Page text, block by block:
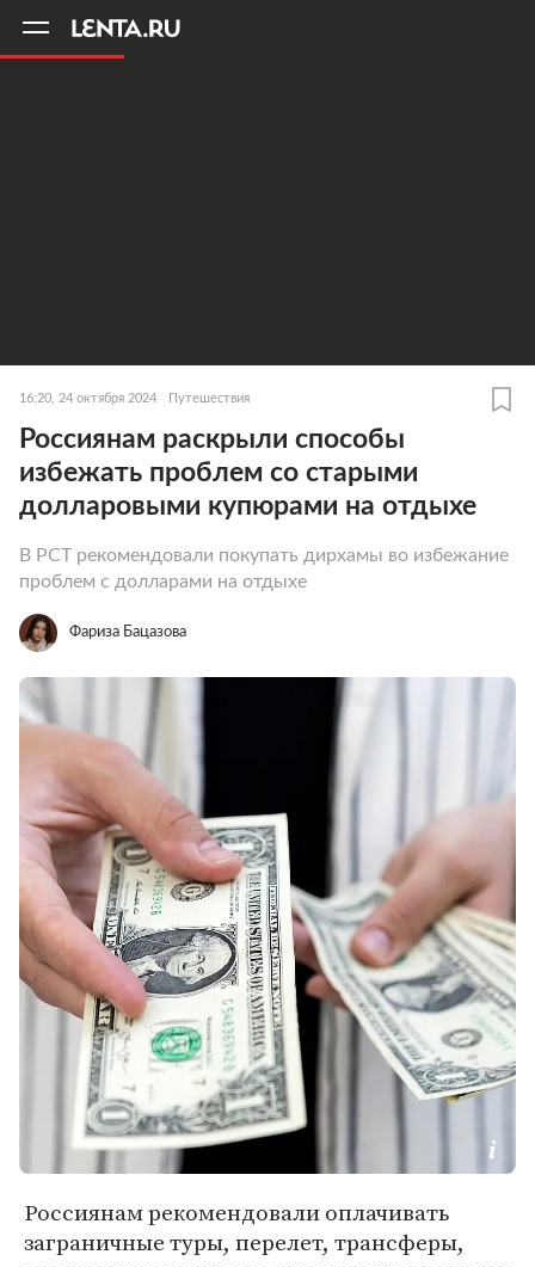
16:20, 24 октября 2024 Путешествия
Россиянам раскрыли способы
избежать проблем со старыми
долларовыми купюрами на отдыхе
В РСТ рекомендовали покупать дирхамы во избежание
проблем с долларами на отдыхе
Фариза Бацазова
Россиянам рекомендовали оплачивать
заграничные туры, перелет, трансферы,